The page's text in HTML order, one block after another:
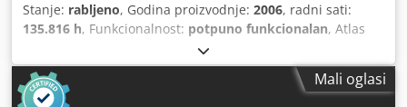
Stanje: rabljeno, Godina proizvodnje: 2006, radni sati:
135.816 h, Funkcionalnost: potpuno funkcionalan, Atlas
Copco ZR160FF bezuljni vijčani kompresor Ugrađeni sušač.
160 kW Csdeyzxptepfx Aqwsrf 7,5 bara 28,20 m3/min
Godina proizvodnje: 2006 Radni sati: 135.816
Mali oglasi